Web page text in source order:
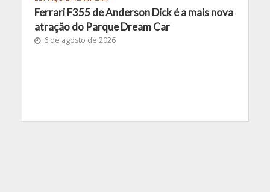
Ferrari F355 de Anderson Dick é a mais nova
atração do Parque Dream Car
6 de agosto de 2026